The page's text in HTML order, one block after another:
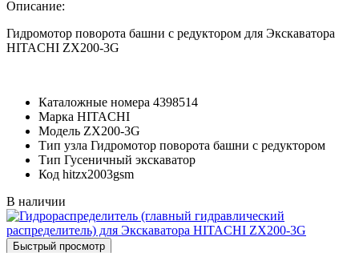
Описание:
Гидромотор поворота башни с редуктором для Экскаватора
HITACHI ZX200-3G
Каталожные номера 4398514
Марка HITACHI
Модель ZX200-3G
Тип узла Гидромотор поворота башни с редуктором
Тип Гусеничный экскаватор
Код hitzx2003gsm
В наличии